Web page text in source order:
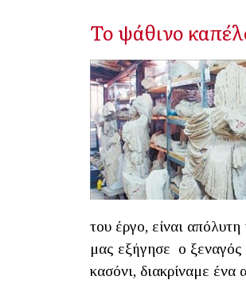
Το ψάθινο
του έργο, είναι
μας εξήγησε ο ξεναγός
κασόνι, διακρίναμε